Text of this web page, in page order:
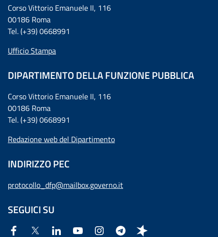
Corso Vittorio Emanuele II, 116
00186 Roma
Tel. (+39) 0668991
Ufficio Stampa
DIPARTIMENTO DELLA FUNZIONE PUBBLICA
Corso Vittorio Emanuele II, 116
00186 Roma
Tel. (+39) 0668991
Redazione web del Dipartimento
INDIRIZZO PEC
protocollo_dfp@mailbox.governo.it
SEGUICI SU